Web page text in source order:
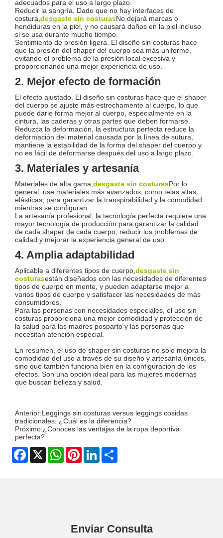
adecuados para el uso a largo plazo.
Reducir la sangría. Dado que no hay interfaces de
costura,desgaste sin costurasNo dejará marcas o
hendiduras en la piel, y no causará daños en la piel incluso
si se usa durante mucho tiempo.
Sentimiento de presión ligera. El diseño sin costuras hace
que la presión del shaper del cuerpo sea más uniforme,
evitando el problema de la presión local excesiva y
proporcionando una mejor experiencia de uso.
2. Mejor efecto de formación
El efecto ajustado. El diseño sin costuras hace que el shaper
del cuerpo se ajuste más estrechamente al cuerpo, lo que
puede darle forma mejor al cuerpo, especialmente en la
cintura, las caderas y otras partes que deben formarse.
Reduzca la deformación, la estructura perfecta reduce la
deformación del material causada por la línea de sutura,
mantiene la estabilidad de la forma del shaper del cuerpo y
no es fácil de deformarse después del uso a largo plazo.
3. Materiales y artesanía
Materiales de alta gama,desgaste sin costurasPor lo
general, use materiales más avanzados, como telas altas
elásticas, para garantizar la transpirabilidad y la comodidad
mientras se configuran.
La artesanía profesional, la tecnología perfecta requiere una
mayor tecnología de producción para garantizar la calidad
de cada shaper de cada cuerpo, reducir los problemas de
calidad y mejorar la experiencia general de uso.
4. Amplia adaptabilidad
Aplicable a diferentes tipos de cuerpo,desgaste sin
costurasestán diseñados con las necesidades de diferentes
tipos de cuerpo en mente, y pueden adaptarse mejor a
varios tipos de cuerpo y satisfacer las necesidades de más
consumidores.
Para las personas con necesidades especiales, el uso sin
costuras proporciona una mejor comodidad y protección de
la salud para las madres posparto y las personas que
necesitan atención especial.
En resumen, el uso de shaper sin costuras no solo mejora la
comodidad del uso a través de su diseño y artesanía únicos,
sino que también funciona bien en la configuración de los
efectos. Son una opción ideal para las mujeres modernas
que buscan belleza y salud.
Anterior:Leggings sin costuras versus leggings cosidas
tradicionales: ¿Cuál es la diferencia?
Próximo:¿Conoces las ventajas de la ropa deportiva
perfecta?
Facebook
X WhatsAppPinterestLinkedIn
Enviar Consulta